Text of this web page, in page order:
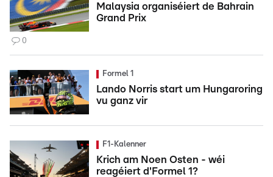
Malaysia organiséiert de Bahrain
Grand Prix
0
Formel 1
Lando Norris start um Hungaroring
vu ganz vir
F1-Kalenner
Krich am Noen Osten - wéi
reagéiert d'Formel 1?